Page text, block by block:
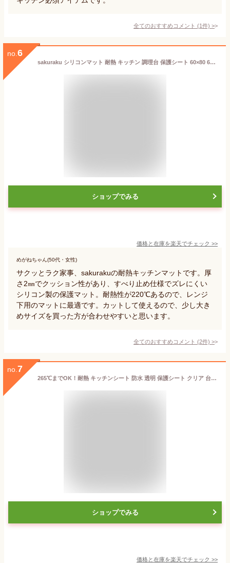
全てのおすすめコメント (1件) >
no. 6
sakuraku シリコンマット 耐熱 キッチン 調理台 保護シート 60×80 60×60 60×40 60×90 厚さ2mm 厚手・吸音 シリコン マット 人工大理石 シリコン調理台保護マット 耐熱220℃ シンクマット キッチンマット 拭ける
ショップでみる
価格と在庫を楽天でチェック >>
めがねちゃん(50代・女性)
サクッとラク家事、sakurakuの耐熱キッチンマットです。厚
さ2㎜でクッション性があり、すべり止め仕様でズレにくい
シリコン製の保護マット。耐熱性が220℃あるので、レンジ
下用のマットに最適です。カットして使えるので、少し大き
めサイズを買った方が合わせやすいと思います。
全てのおすすめコメント (2件) >
no. 7
265℃までOK！耐熱 キッチンシート 防水 透明 保護シート クリア 台所 調理台 保護マット 防汚 防カビ 抗菌 シート キッチン用シート シンクマット 戸棚シート 汚れ防止 キズ防止 滑り止め 洗面台 壁紙 カットOK 接着剤不要 貼って剥がせる 賃貸
ショップでみる
価格と在庫を楽天でチェック >>